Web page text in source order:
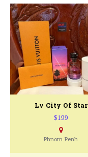
Lv City Of Star
$199
Phnom Penh